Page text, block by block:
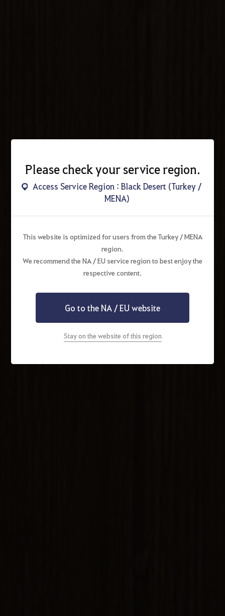
Please check your service region.
Access Service Region : Black Desert (Turkey /
MENA)
This website is optimized for users from the Turkey / MENA
region.
We recommend the NA / EU service region to best enjoy the
respective content.
Go to the NA / EU website
Stay on the website of this region